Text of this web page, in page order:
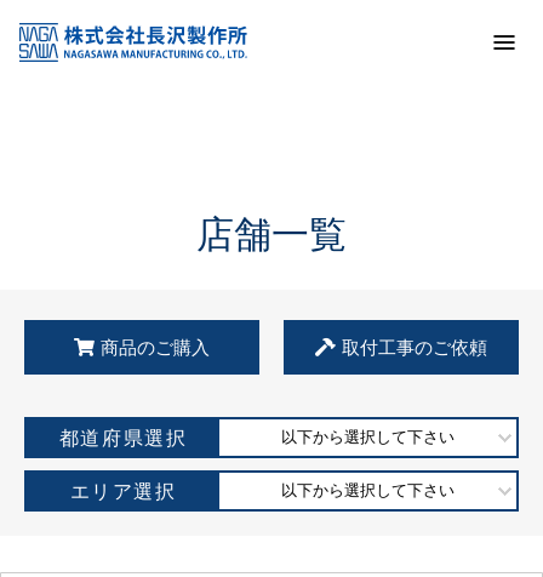
KSS加盟店・取扱店情報
店舗一覧
店舗一覧
商品のご購入 取付工事のご依頼
都道府県選択 以下から選択して下さい
エリア選択 以下から選択して下さい